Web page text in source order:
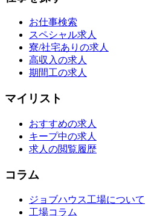
お仕事検索
スペシャル求人
寮/社宅ありの求人
高収入の求人
期間工の求人
マイリスト
おすすめの求人
キープ中の求人
求人の閲覧履歴
コラム
ジョブハウス工場について
工場コラム